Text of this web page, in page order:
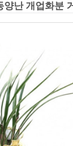
난 개업화분